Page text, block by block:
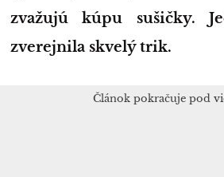
zvažujú kúpu sušičky.
zverejnila skvelý trik.
Článok pokračuje pod